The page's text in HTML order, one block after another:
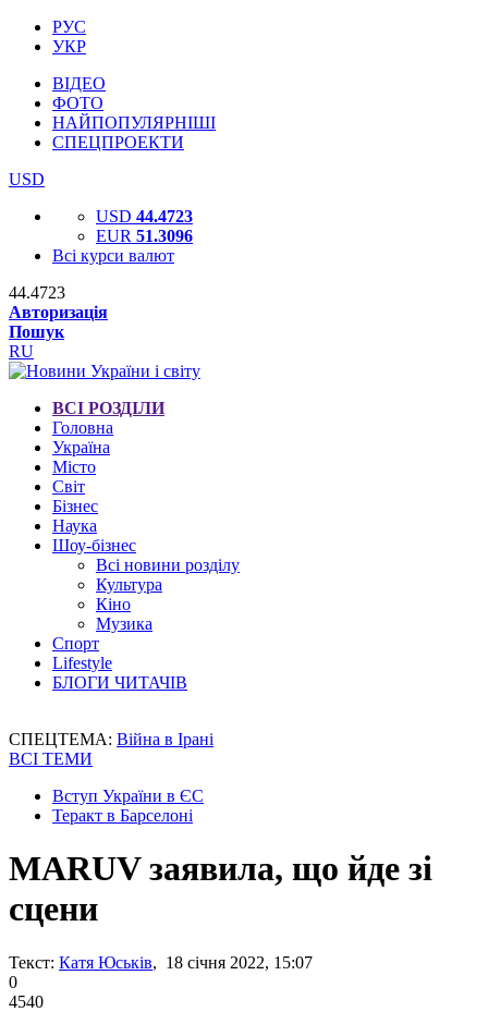
РУС
УКР
ВІДЕО
ФОТО
НАЙПОПУЛЯРНІШІ
СПЕЦПРОЕКТИ
USD
USD 44.4723
EUR 51.3096
Всі курси валют
44.4723
Авторизація
Пошук
RU
ВСІ РОЗДІЛИ
Головна
Україна
Місто
Світ
Бізнес
Наука
Шоу-бізнес
Всі новини розділу
Культура
Кіно
Музика
Спорт
Lifestyle
БЛОГИ ЧИТАЧІВ
СПЕЦТЕМА: Війна в Ірані
ВСІ ТЕМИ
Вступ України в ЄС
Теракт в Барселоні
MARUV заявила, що йде зі
сцени
Текст: Катя Юськів, 18 січня 2022, 15:07
0
4540